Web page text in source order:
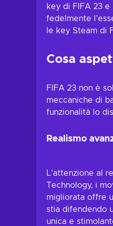
key di FIFA 23
fedelmente
le key Steam di
Cosa
FIFA 23 non è
meccaniche di
funzionalità lo
Realismo
L’attenzione al
Technology, i
migliorata offre
stia difendendo
unica e